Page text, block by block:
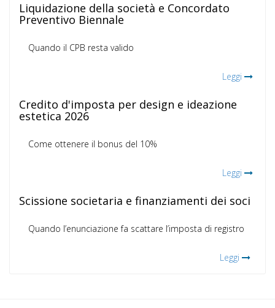
Liquidazione della società e Concordato
Preventivo Biennale
Quando il CPB resta valido
Leggi
Credito d'imposta per design e ideazione
estetica 2026
Come ottenere il bonus del 10%
Leggi
Scissione societaria e finanziamenti dei soci
Quando l’enunciazione fa scattare l’imposta di registro
Leggi